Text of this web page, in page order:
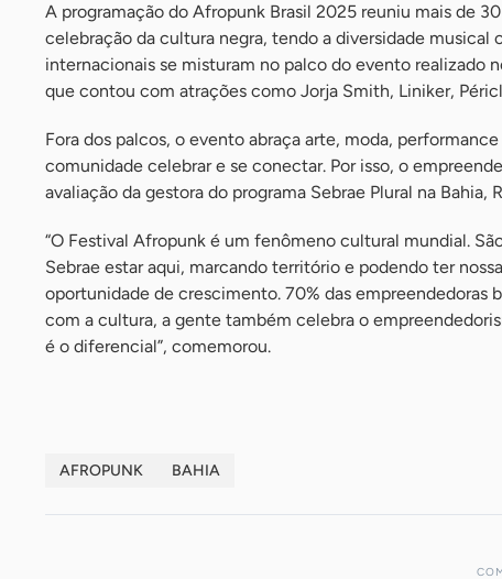
A programação do Afropunk Brasil 2025 reuniu mais de
celebração da cultura negra, tendo a diversidade
internacionais se misturam no palco do evento realizado
que contou com atrações como Jorja Smith, Liniker,
Fora dos palcos, o evento abraça arte, moda,
comunidade celebrar e se conectar. Por isso, o
avaliação da gestora do programa Sebrae Plural na Bahia,
“O Festival Afropunk é um fenômeno cultural mundial.
Sebrae estar aqui, marcando território e podendo ter
oportunidade de crescimento. 70% das empreendedoras
com a cultura, a gente também celebra o
é o diferencial”, comemorou.
AFROPUNK BAHIA